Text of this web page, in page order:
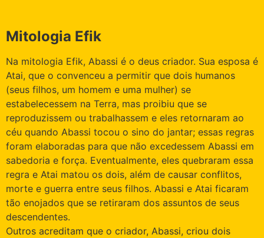
Mitologia Efik
Na mitologia Efik, Abassi é o deus criador. Sua esposa é
Atai, que o convenceu a permitir que dois humanos
(seus filhos, um homem e uma mulher) se
estabelecessem na Terra, mas proibiu que se
reproduzissem ou trabalhassem e eles retornaram ao
céu quando Abassi tocou o sino do jantar; essas regras
foram elaboradas para que não excedessem Abassi em
sabedoria e força. Eventualmente, eles quebraram essa
regra e Atai matou os dois, além de causar conflitos,
morte e guerra entre seus filhos. Abassi e Atai ficaram
tão enojados que se retiraram dos assuntos de seus
descendentes.
Outros acreditam que o criador, Abassi, criou dois